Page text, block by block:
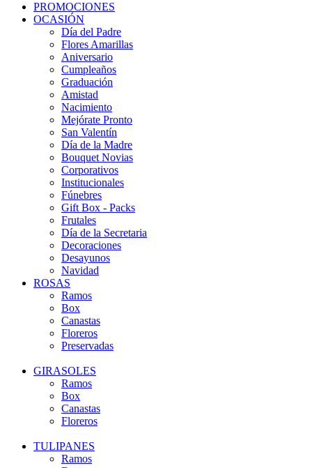
PROMOCIONES
OCASIÓN
Día del Padre
Flores Amarillas
Aniversario
Cumpleaños
Graduación
Amistad
Nacimiento
Mejórate Pronto
San Valentín
Día de la Madre
Bouquet Novias
Corporativos
Institucionales
Fúnebres
Gift Box - Packs
Frutales
Día de la Secretaria
Decoraciones
Desayunos
Navidad
ROSAS
Ramos
Box
Canastas
Floreros
Preservadas
GIRASOLES
Ramos
Box
Canastas
Floreros
TULIPANES
Ramos